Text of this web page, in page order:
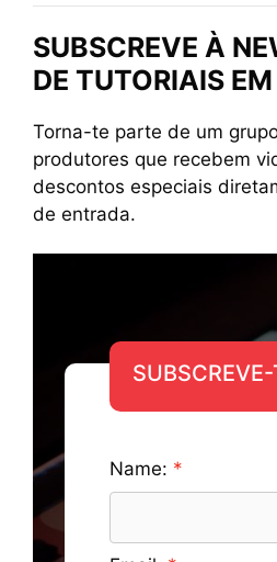
SUBSCREVE À
DE TUTORIAIS
Torna-te parte de um
produtores que recebem
descontos especiais
de entrada.
Name: